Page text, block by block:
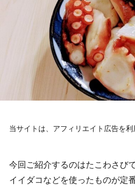
当サイトは、アフィリエイト広告を
今回ご紹介するのはたこわさび
イイダコなどを使ったものが定